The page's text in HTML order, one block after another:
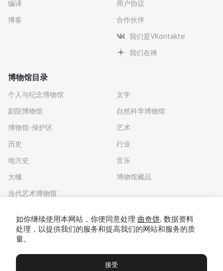
编译
博客
用户协议
合作伙伴
我们是VKontakte
我们在禅
博物馆目录
个人与纪念博物馆
剧院博物馆
博物馆-保护区
历史
地方史
大樓
当代艺术博物馆
文学
自然科学博物馆
艺术
行业
音乐
博物馆藏品
如你继续使用本网站，你便同意处理 曲奇饼. 数据资料
处理，以提供我们的服务和提高我们的网站和服务的质
量。
接受